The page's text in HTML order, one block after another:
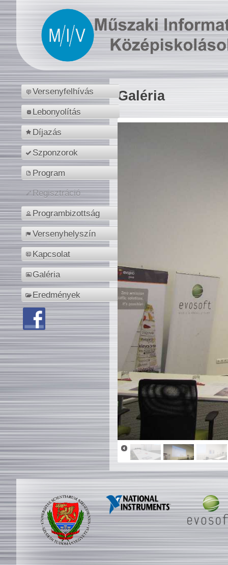
Versenyfelhívás
Lebonyolítás
Díjazás
Szponzorok
Program
Regisztráció
Programbizottság
Versenyhelyszín
Kapcsolat
Galéria
Eredmények
Galéria